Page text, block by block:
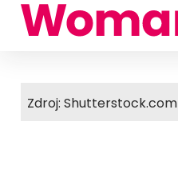
Zdroj: Shutterstock.com